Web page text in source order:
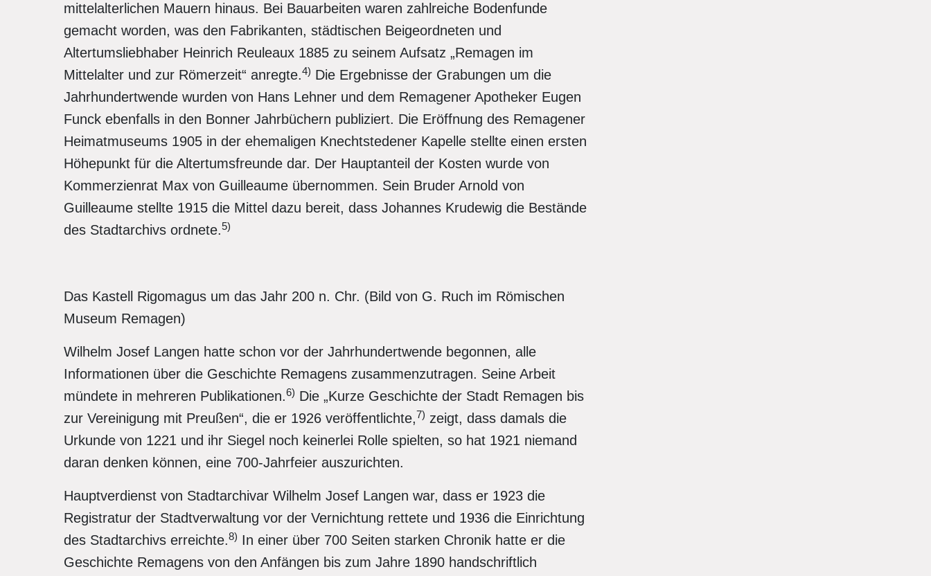
mittelalterlichen Mauern hinaus. Bei Bauarbeiten waren zahlreiche Bodenfunde
gemacht worden, was den Fabrikanten, städtischen Beigeordneten und
Altertumsliebhaber Heinrich Reuleaux 1885 zu seinem Aufsatz „Remagen im
Mittelalter und zur Römerzeit“ anregte.4) Die Ergebnisse der Grabungen um die
Jahrhundertwende wurden von Hans Lehner und dem Remagener Apotheker Eugen
Funck ebenfalls in den Bonner Jahrbüchern publiziert. Die Eröffnung des Remagener
Heimatmuseums 1905 in der ehemaligen Knechtstedener Kapelle stellte einen ersten
Höhepunkt für die Altertumsfreunde dar. Der Hauptanteil der Kosten wurde von
Kommerzienrat Max von Guilleaume übernommen. Sein Bruder Arnold von
Guilleaume stellte 1915 die Mittel dazu bereit, dass Johannes Krudewig die Bestände
des Stadtarchivs ordnete.5)
Das Kastell Rigomagus um das Jahr 200 n. Chr. (Bild von G. Ruch im Römischen
Museum Remagen)
Wilhelm Josef Langen hatte schon vor der Jahrhundertwende begonnen, alle
Informationen über die Geschichte Remagens zusammenzutragen. Seine Arbeit
mündete in mehreren Publikationen.6) Die „Kurze Geschichte der Stadt Remagen bis
zur Vereinigung mit Preußen“, die er 1926 veröffentlichte,7) zeigt, dass damals die
Urkunde von 1221 und ihr Siegel noch keinerlei Rolle spielten, so hat 1921 niemand
daran denken können, eine 700-Jahrfeier auszurichten.
Hauptverdienst von Stadtarchivar Wilhelm Josef Langen war, dass er 1923 die
Registratur der Stadtverwaltung vor der Vernichtung rettete und 1936 die Einrichtung
des Stadtarchivs erreichte.8) In einer über 700 Seiten starken Chronik hatte er die
Geschichte Remagens von den Anfängen bis zum Jahre 1890 handschriftlich